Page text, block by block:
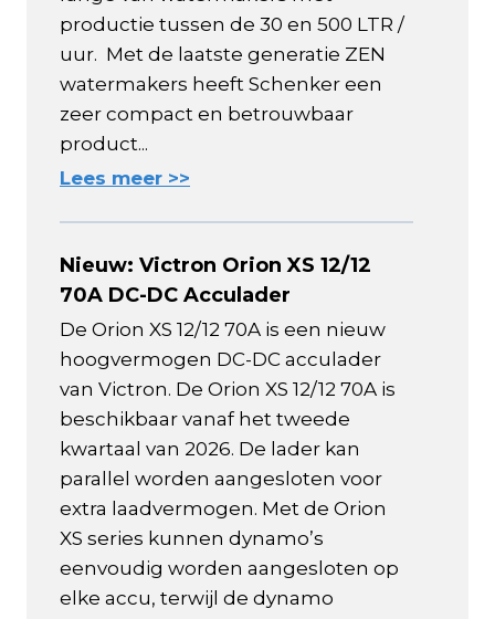
productie tussen de 30 en 500 LTR /
uur. Met de laatste generatie ZEN
watermakers heeft Schenker een
zeer compact en betrouwbaar
product...
Lees meer >>
Nieuw: Victron Orion XS 12/12
70A DC-DC Acculader
De Orion XS 12/12 70A is een nieuw
hoogvermogen DC-DC acculader
van Victron. De Orion XS 12/12 70A is
beschikbaar vanaf het tweede
kwartaal van 2026. De lader kan
parallel worden aangesloten voor
extra laadvermogen. Met de Orion
XS series kunnen dynamo’s
eenvoudig worden aangesloten op
elke accu, terwijl de dynamo